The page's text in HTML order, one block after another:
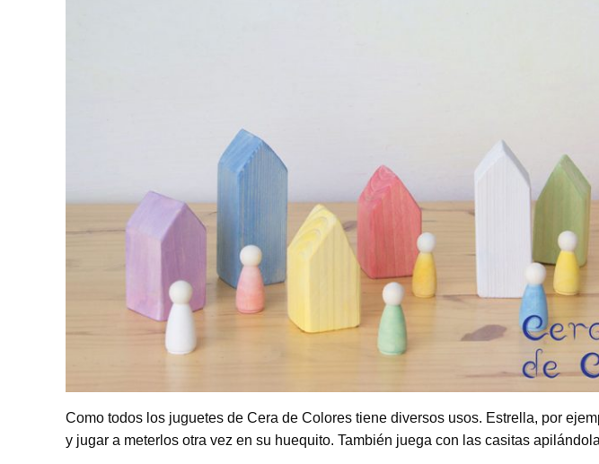
Como todos los juguetes de Cera de Colores tiene diversos usos. Estrella, por
y jugar a meterlos otra vez en su huequito. También juega con las casitas